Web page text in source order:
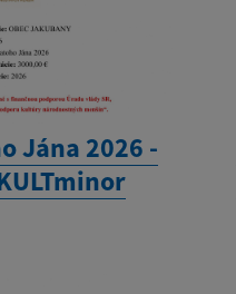
Jána 2026 -